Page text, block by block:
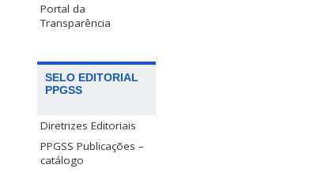
Portal da
Transparência
SELO EDITORIAL
PPGSS
Diretrizes Editoriais
PPGSS Publicações –
catálogo